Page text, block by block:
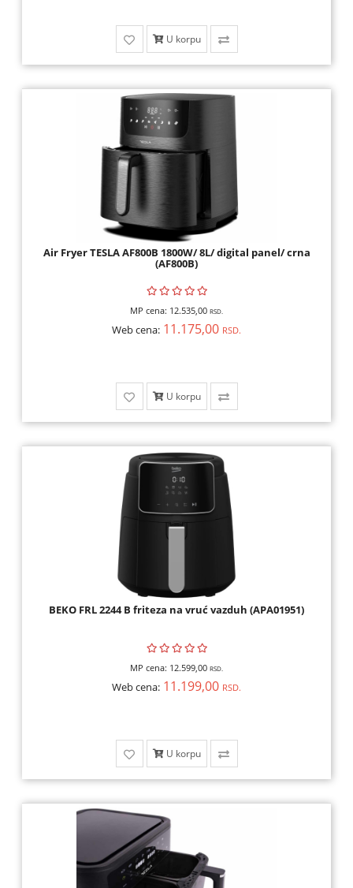
U korpu
Air Fryer TESLA AF800B 1800W/ 8L/ digital panel/ crna
(AF800B)
MP cena: 12.535,00 RSD.
Web cena: 11.175,00 RSD.
U korpu
BEKO FRL 2244 B friteza na vruć vazduh (APA01951)
MP cena: 12.599,00 RSD.
Web cena: 11.199,00 RSD.
U korpu